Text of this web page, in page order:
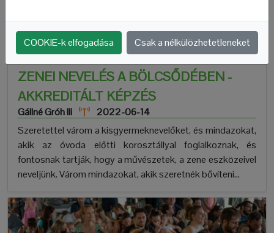
munkája. Nem tudtam, hogy ezen dolgozik,...
ZENEI NEVELÉS A BÖLCSŐDÉBEN -
AKKREDITÁLT KÉPZÉS
Gállné Gróh Ili
2022-06-14
Szeretettel várom a kisgyermeknevelőket, és mindazokat,
akik az óvoda előtti korosztállyal foglalkoznak, és
fontosnak tartják, hogy a művészetek, a zene eszközeivel
neveljünk. Várom mindazokat, akik szeretnék bővíteni...
COOKIE-k elfogadása Csak a nélkülözhetetleneket